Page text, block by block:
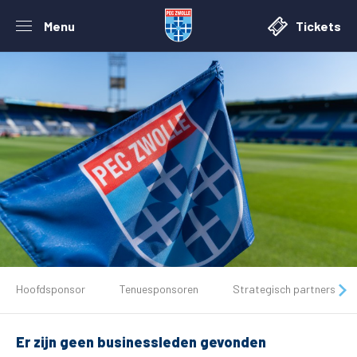
Menu Tickets
Tickets
Matchdays
Hoofdsponsor Tenuesponsoren Strategisch partners
Er zijn geen businessleden gevonden